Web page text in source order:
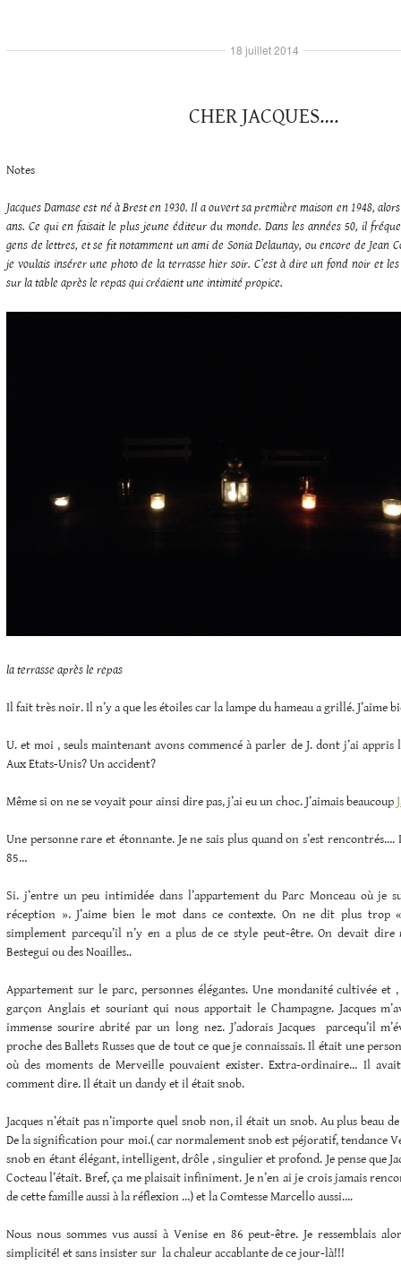
CHER JACQUES….
Notes
Jacques Damase est né à Brest en 1930. Il a ouvert sa première maison en 1948,
ans. Ce qui en faisait le plus jeune éditeur du monde. Dans les années 50, il
gens de lettres, et se fit notamment un ami de Sonia Delaunay, ou encore de Jean
je voulais insérer une photo de la terrasse hier soir. C’est à dire un fond noir et
sur la table après le repas qui créaient une intimité propice.
la terrasse après le repas
Il fait très noir. Il n’y a que les étoiles car la lampe du hameau a grillé. J’aime
U. et moi , seuls maintenant avons commencé à parler de J. dont j’ai
Aux Etats-Unis? Un accident?
Même si on ne se voyait pour ainsi dire pas, j’ai eu un choc. J’aimais beaucoup
Une personne rare et étonnante. Je ne sais plus quand on s’est
85…
Si. j’entre un peu intimidée dans l’appartement du Parc Monceau où je
réception ». J’aime bien le mot dans ce contexte. On ne dit plus trop
simplement parcequ’il n’y en a plus de ce style peut-être. On devait dire
Bestegui ou des Noailles..
Appartement sur le parc, personnes élégantes. Une mondanité cultivée et
garçon Anglais et souriant qui nous apportait le Champagne. Jacques
immense sourire abrité par un long nez. J’adorais Jacques parcequ’il
proche des Ballets Russes que de tout ce que je connaissais. Il était une
où des moments de Merveille pouvaient exister. Extra-ordinaire… Il
comment dire. Il était un dandy et il était snob.
Jacques n’était pas n’importe quel snob non, il était un snob. Au plus beau
De la signification pour moi.( car normalement snob est péjoratif, tendance
snob en étant élégant, intelligent, drôle , singulier et profond. Je pense que
Cocteau l’était. Bref, ça me plaisait infiniment. Je n’en ai je crois jamais
de cette famille aussi à la réflexion …) et la Comtesse Marcello aussi….
Nous nous sommes vus aussi à Venise en 86 peut-être. Je ressemblais
simplicité! et sans insister sur la chaleur accablante de ce jour-là!!!
18 juillet 2014